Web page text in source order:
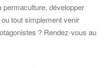
permaculture, développer
tout simplement venir
? Rendez-vous au